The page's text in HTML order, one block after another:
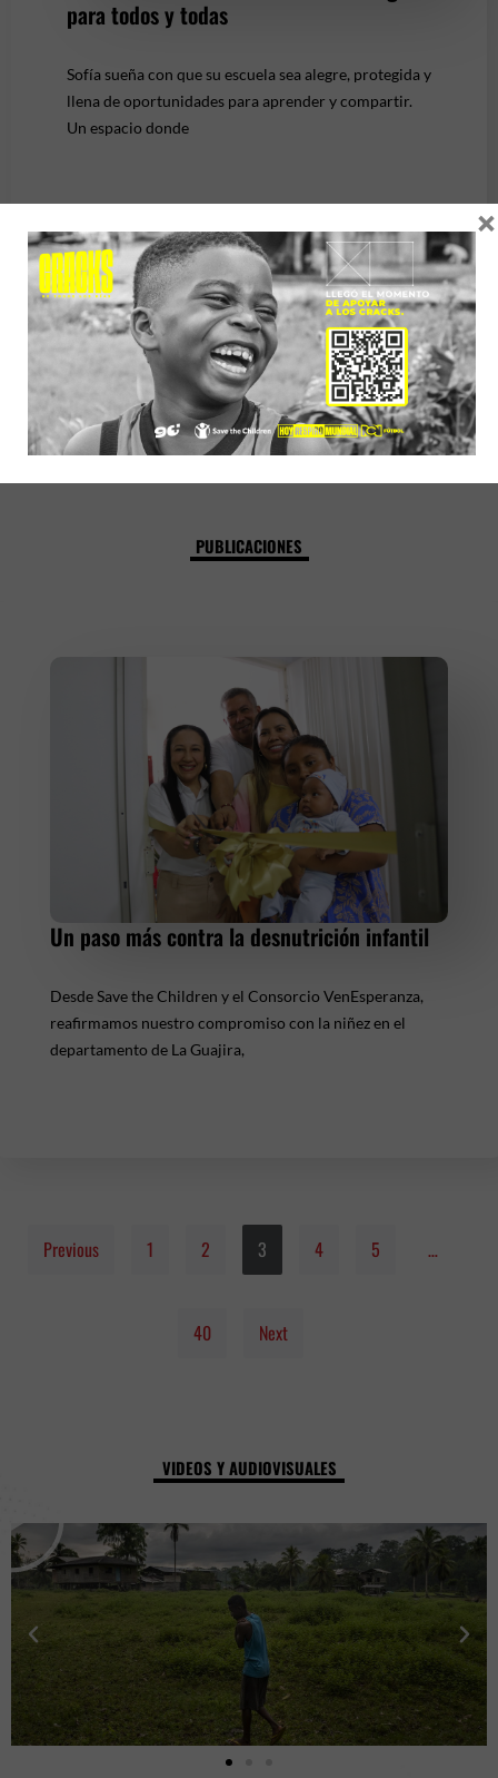
para todos y todas
Sofía sueña con que su escuela sea alegre, protegida y
llena de oportunidades para aprender y compartir.
Un espacio donde
Previous 1 2 3 4 5 …
84 Next
PUBLICACIONES
Un paso más contra la desnutrición infantil
Desde Save the Children y el Consorcio VenEsperanza,
reafirmamos nuestro compromiso con la niñez en el
departamento de La Guajira,
Previous 1 2 3 4 5 …
40 Next
VIDEOS Y AUDIOVISUALES
a
y
×